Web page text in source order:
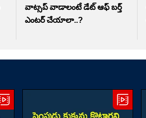
వాట్సప్ వాడాలంటే డేట్ ఆఫ్ బర్త్
ఎంటర్ చేయాలా..?